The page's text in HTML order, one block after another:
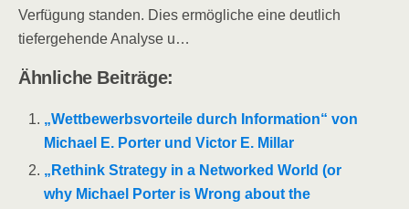
Verfügung standen. Dies ermögliche eine deutlich
tiefergehende Analyse u…
Ähnliche Beiträge:
„Wettbewerbsvorteile durch Information“ von
Michael E. Porter und Victor E. Millar
„Rethink Strategy in a Networked World (or
why Michael Porter is Wrong about the